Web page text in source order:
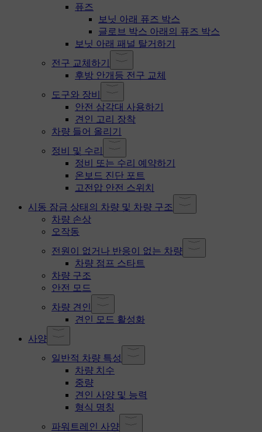
퓨즈
보닛 아래 퓨즈 박스
글로브 박스 아래의 퓨즈 박스
보닛 아래 패널 탈거하기
전구 교체하기
후방 안개등 전구 교체
도구와 장비
안전 삼각대 사용하기
견인 고리 장착
차량 들어 올리기
정비 및 수리
정비 또는 수리 예약하기
온보드 진단 포트
고전압 안전 스위치
시동 잠금 상태의 차량 및 차량 구조
차량 손상
오작동
전원이 없거나 반응이 없는 차량
차량 점프 스타트
차량 구조
안전 모드
차량 견인
견인 모드 활성화
사양
일반적 차량 특성
차량 치수
중량
견인 사양 및 능력
형식 명칭
파워트레인 사양